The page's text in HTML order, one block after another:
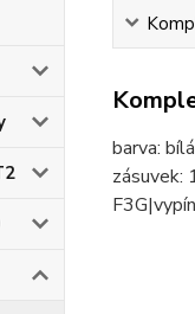
barva:
zásuvek: